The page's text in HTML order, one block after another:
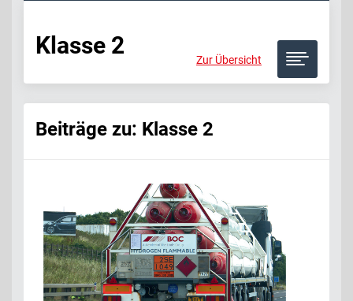
Zur Übersicht
Klasse 2
Beiträge zu: Klasse 2